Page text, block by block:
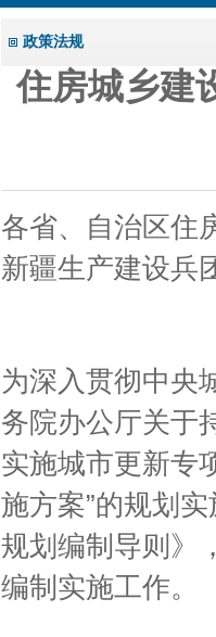
政策法规
住房城乡建
各省、自治区住
新疆生产建设兵
为深入贯彻中央
务院办公厅关于
实施城市更新专
施方案”的规划
规划编制导则》
编制实施工作。